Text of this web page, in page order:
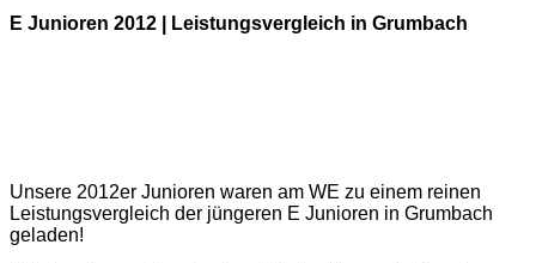
E Junioren 2012 | Leistungsvergleich in Grumbach
Unsere 2012er Junioren waren am WE zu einem reinen
Leistungsvergleich der jüngeren E Junioren in Grumbach
geladen!